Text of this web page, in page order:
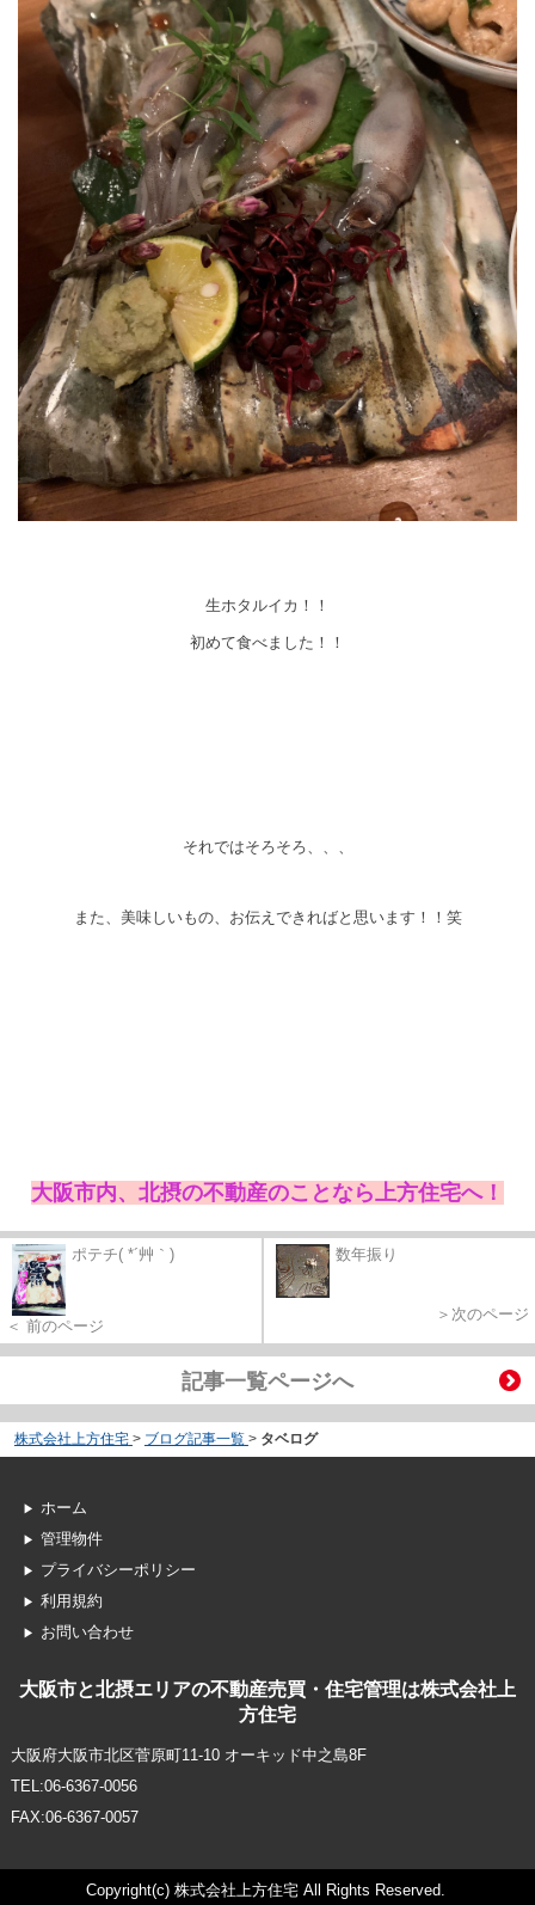
生ホタルイカ！！
初めて食べました！！
それではそろそろ、、、
また、美味しいもの、お伝えできればと思います！！笑
大阪市内、北摂の不動産のことなら上方住宅へ！
ポテチ( *´艸｀)
＜ 前のページ
数年振り
＞次のページ
記事一覧ページへ
株式会社上方住宅 > ブログ記事一覧 > タベログ
ホーム
管理物件
プライバシーポリシー
利用規約
お問い合わせ
大阪市と北摂エリアの不動産売買・住宅管理は株式会社上
方住宅
大阪府大阪市北区菅原町11-10 オーキッド中之島8F
TEL:06-6367-0056
FAX:06-6367-0057
Copyright(c) 株式会社上方住宅 All Rights Reserved.